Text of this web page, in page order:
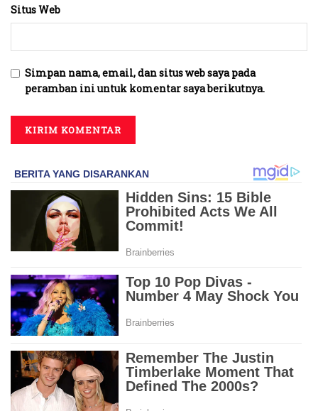
Situs Web
Simpan nama, email, dan situs web saya pada
peramban ini untuk komentar saya berikutnya.